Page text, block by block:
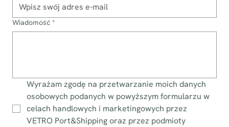
Wiadomość *
Wyrażam zgodę na przetwarzanie moich danych
osobowych podanych w powyższym formularzu w
celach handlowych i marketingowych przez
VETRO Port&Shipping oraz przez podmioty